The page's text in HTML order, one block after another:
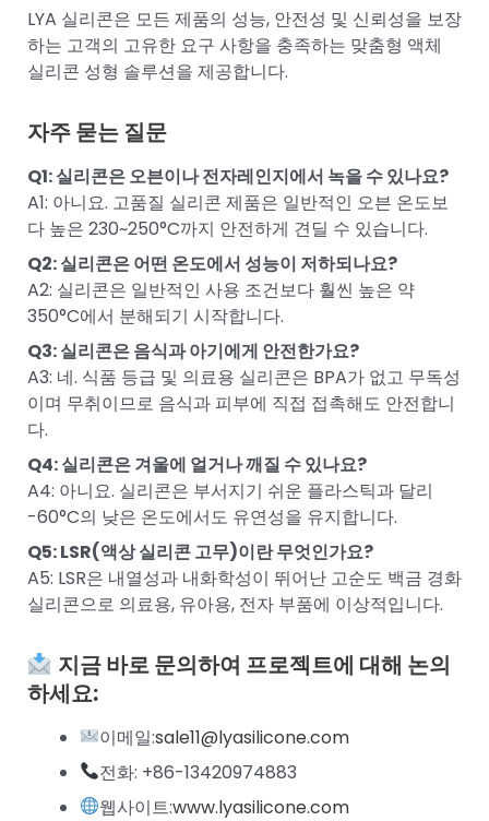
LYA 실리콘은 모든 제품의 성능, 안전성 및 신뢰성을 보장
하는 고객의 고유한 요구 사항을 충족하는 맞춤형 액체
실리콘 성형 솔루션을 제공합니다.
자주 묻는 질문
Q1: 실리콘은 오븐이나 전자레인지에서 녹을 수 있나요?
A1: 아니요. 고품질 실리콘 제품은 일반적인 오븐 온도보
다 높은 230~250°C까지 안전하게 견딜 수 있습니다.
Q2: 실리콘은 어떤 온도에서 성능이 저하되나요?
A2: 실리콘은 일반적인 사용 조건보다 훨씬 높은 약
350°C에서 분해되기 시작합니다.
Q3: 실리콘은 음식과 아기에게 안전한가요?
A3: 네. 식품 등급 및 의료용 실리콘은 BPA가 없고 무독성
이며 무취이므로 음식과 피부에 직접 접촉해도 안전합니
다.
Q4: 실리콘은 겨울에 얼거나 깨질 수 있나요?
A4: 아니요. 실리콘은 부서지기 쉬운 플라스틱과 달리
-60°C의 낮은 온도에서도 유연성을 유지합니다.
Q5: LSR(액상 실리콘 고무)이란 무엇인가요?
A5: LSR은 내열성과 내화학성이 뛰어난 고순도 백금 경화
실리콘으로 의료용, 유아용, 전자 부품에 이상적입니다.
지금 바로 문의하여 프로젝트에 대해 논의
하세요:
이메일:sale11@lyasilicone.com
전화: +86-13420974883
웹사이트:www.lyasilicone.com